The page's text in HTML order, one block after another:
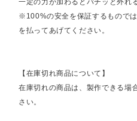
一定の力が加わるとパチッと外れ
※100%の安全を保証するもので
を払ってあげてください。
【在庫切れ商品について】
在庫切れの商品は、製作できる場
さい。